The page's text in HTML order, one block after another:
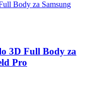
3D Full Body za
Pro